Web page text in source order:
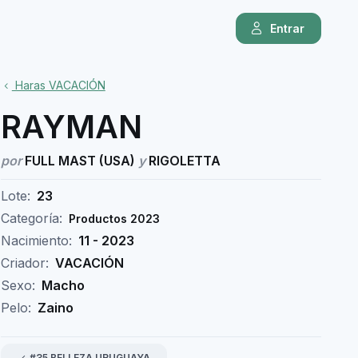
Entrar
Haras VACACIÓN
RAYMAN
porFULL MAST (USA) yRIGOLETTA
Lote: 23
Categoría: Productos 2023
Nacimiento: 11 - 2023
Criador: VACACIÓN
Sexo: Macho
Pelo: Zaino